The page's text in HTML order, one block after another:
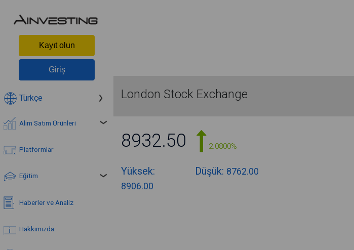
Kayıt olun
Giriş
Türkçe
Alım Satım Ürünleri
Platformlar
Eğitim
Haberler ve Analiz
Hakkımızda
London Stock Exchange
8932.50 2.0800%
Yüksek:
8906.00
Düşük: 8762.00